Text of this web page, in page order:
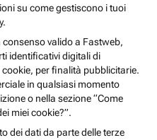
su come gestiscono i tuoi
valido a Fastweb,
identificativi digitali di
per finalità pubblicitarie.
in qualsiasi momento
o nella sezione “Come
miei cookie?”.
dei dati da parte delle terze